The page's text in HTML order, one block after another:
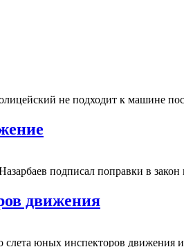
не подходит к машине
подписал поправки в
движения
юных инспекторов движения